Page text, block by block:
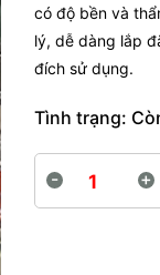
có độ bền và
lý, dễ dàng lắp
đích sử dụng.
Tình trạng:
- +